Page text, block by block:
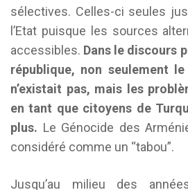
sélectives. Celles-ci seules
l’Etat puisque les sources
accessibles. Dans le discours
république, non seulement
n’existait pas, mais les
en tant que citoyens de
plus. Le Génocide des
considéré comme un “tabou”.
Jusqu’au milieu des